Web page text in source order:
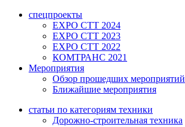
спецпроекты
EXPO CTT 2024
EXPO CTT 2023
EXPO CTT 2022
КОМТРАНС 2021
Мероприятия
Обзор прошедших мероприятий
Ближайшие мероприятия
статьи по категориям техники
Дорожно-строительная техника